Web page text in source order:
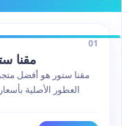
01
مقنا
مقنا ستور هو أفضل
العطور الأصلية